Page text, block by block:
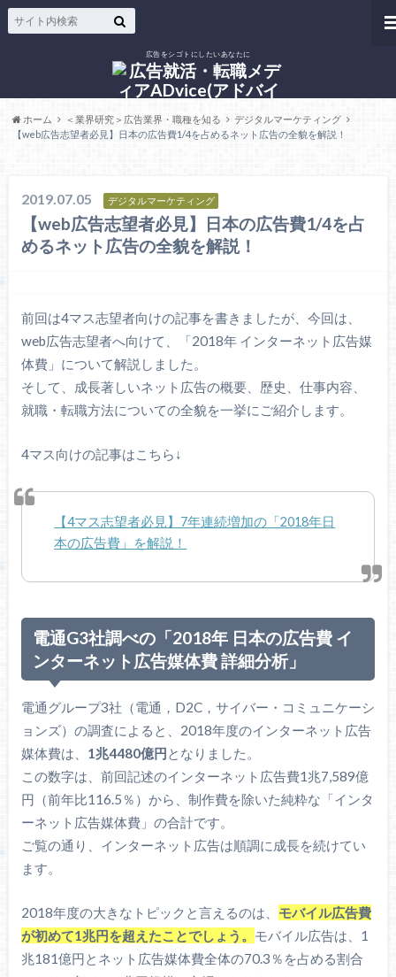
広告をシゴトにしたいあなたに
ホーム ＜業界研究＞広告業界・職種を知る
デジタルマーケティング
【web広告志望者必見】日本の広告費1/4を占めるネット広告の全貌を解説！
2019.07.05 デジタルマーケティング
【web広告志望者必見】日本の広告費1/4を占
めるネット広告の全貌を解説！
前回は4マス志望者向けの記事を書きましたが、今回は、
web広告志望者へ向けて、「2018年 インターネット広告媒
体費」について解説しました。
そして、成長著しいネット広告の概要、歴史、仕事内容、
就職・転職方法についての全貌を一挙にご紹介します。
4マス向けの記事はこちら↓
【4マス志望者必見】7年連続増加の「2018年日
本の広告費」を解説！
電通G3社調べの「2018年 日本の広告費 イ
ンターネット広告媒体費 詳細分析」
電通グループ3社（電通，D2C，サイバー・コミュニケーシ
ョンズ）の調査によると、2018年度のインターネット広告
媒体費は、 1兆4480億円となりました。
この数字は、前回記述のインターネット広告費1兆7,589億
円（前年比116.5％）から、制作費を除いた純粋な「インタ
ーネット広告媒体費」の合計です。
ご覧の通り、インターネット広告は順調に成長を続けてい
ます。
2018年度の大きなトピックと言えるのは、 モバイル広告費
が初めて1兆円を超えたことでしょう。 モバイル広告は、1
兆181億円とネット広告媒体費全体の70.3％を占める割合